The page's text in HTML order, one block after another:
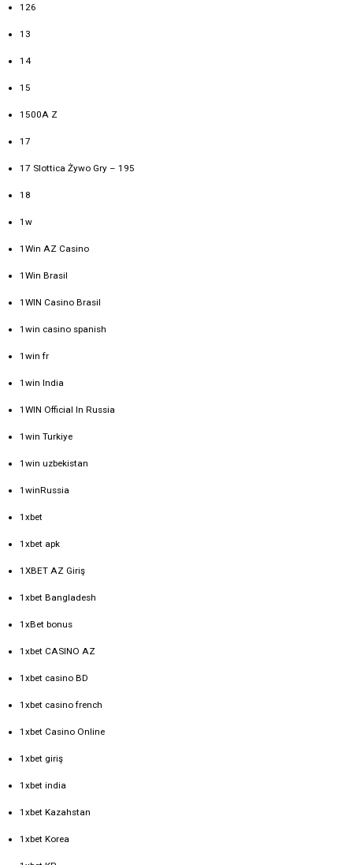
126
13
14
15
1500A Z
17
17 Slottica Żywo Gry – 195
18
1w
1Win AZ Casino
1Win Brasil
1WIN Casino Brasil
1win casino spanish
1win fr
1win India
1WIN Official In Russia
1win Turkiye
1win uzbekistan
1winRussia
1xbet
1xbet apk
1XBET AZ Giriş
1xbet Bangladesh
1xBet bonus
1xbet CASINO AZ
1xbet casino BD
1xbet casino french
1xbet Casino Online
1xbet giriş
1xbet india
1xbet Kazahstan
1xbet Korea